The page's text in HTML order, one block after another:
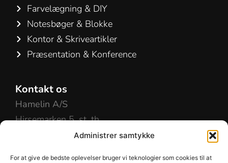
Administrer samtykke
For at give de bedste oplevelser bruger vi teknologier som cookies til at
Farvelægning & DIY
Notesbøger & Blokke
Kontor & Skriveartikler
Præsentation & Konference
Kontakt os
Hamelin A/S
Hirsemarken 5, st. th.